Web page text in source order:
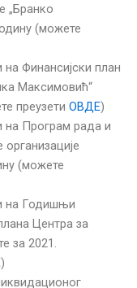
„Бранко
(можете
Финансијски план
Максимовић“
преузети ОВДЕ)
Програм рада и
(можете
на Годишњи
Центра за
за 2021.
)